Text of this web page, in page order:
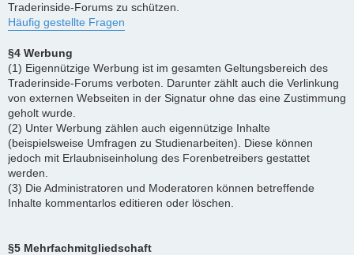
Traderinside-Forums zu schützen.
Häufig gestellte Fragen
§4 Werbung
(1) Eigennützige Werbung ist im gesamten Geltungsbereich des
Traderinside-Forums verboten. Darunter zählt auch die Verlinkung
von externen Webseiten in der Signatur ohne das eine Zustimmung
geholt wurde.
(2) Unter Werbung zählen auch eigennützige Inhalte
(beispielsweise Umfragen zu Studienarbeiten). Diese können
jedoch mit Erlaubniseinholung des Forenbetreibers gestattet
werden.
(3) Die Administratoren und Moderatoren können betreffende
Inhalte kommentarlos editieren oder löschen.
§5 Mehrfachmitgliedschaft